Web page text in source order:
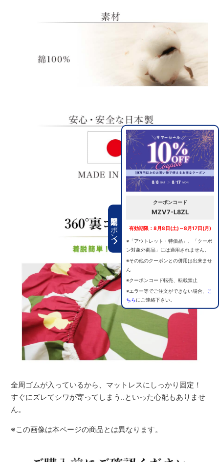
期間限定クーポン
クーポンコード
MZV7-L8ZL
有効期限：8月8日(土)～8月17日(月)
※「アウトレット・特価品」、「クーポ
ン対象外商品」には適用されません。
※その他のクーポンとの併用は出来ませ
ん
※クーポンコード転売、転載禁止
※エラー等でご注文ができない場合、
こ
ちらにご連絡下さい。
全周ゴムが入っているから、マットレスにしっかり固定！
すぐにズレてシワが寄ってしまう..といった心配もありませ
ん。
※この画像は本ページの商品とは異なります。